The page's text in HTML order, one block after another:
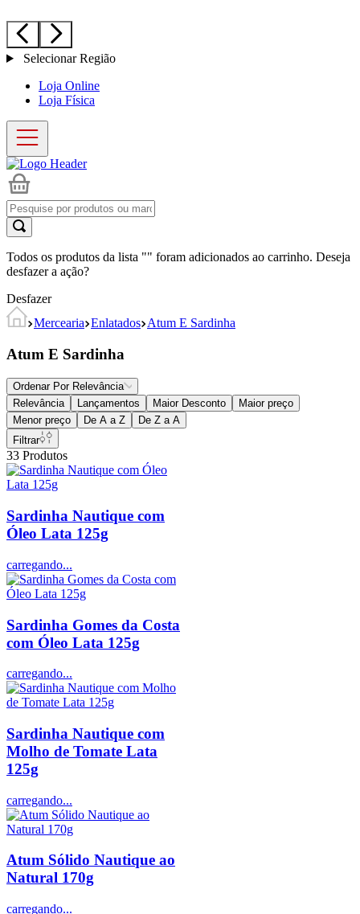
Selecionar Região
Loja Online
Loja Física
Todos os produtos da lista "" foram adicionados ao carrinho. Deseja
desfazer a ação?
Desfazer
Mercearia Enlatados Atum E Sardinha
Atum E Sardinha
Ordenar Por Relevância
Relevância
Lançamentos Maior Desconto
Maior preço
Menor preço
De A a Z
De Z a A
Filtrar
33 Produtos
Sardinha Nautique com
Óleo Lata 125g
carregando...
Sardinha Gomes da Costa
com Óleo Lata 125g
carregando...
Sardinha Nautique com
Molho de Tomate Lata
125g
carregando...
Atum Sólido Nautique ao
Natural 170g
carregando...